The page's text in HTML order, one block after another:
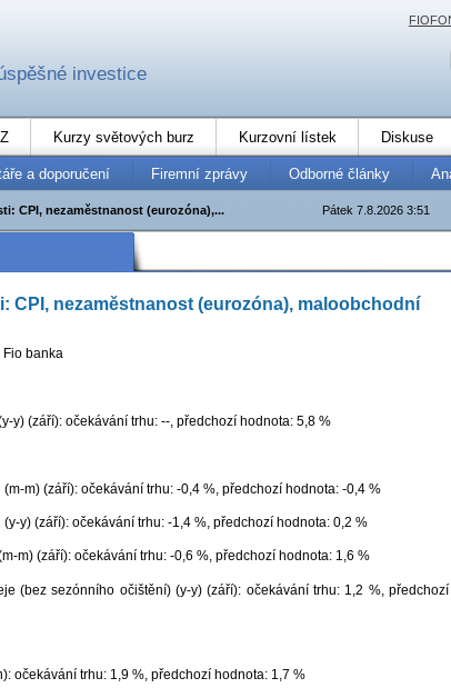
investice
Kurzy světových burz Kurzovní lístek Diskuse
a doporučení Firemní zprávy Odborné články
Pátek 7.8.2026 3:51
CPI, nezaměstnanost (eurozóna),...
CPI, nezaměstnanost (eurozóna), maloobchodní
Fio banka
y) (září): očekávání trhu: --, předchozí hodnota: 5,8 %
m) (září): očekávání trhu: -0,4 %, předchozí hodnota: -0,4 %
y) (září): očekávání trhu: -1,4 %, předchozí hodnota: 0,2 %
m) (září): očekávání trhu: -0,6 %, předchozí hodnota: 1,6 %
(bez sezónního očištění) (y-y) (září): očekávání trhu: 1,2 %, předchozí
očekávání trhu: 1,9 %, předchozí hodnota: 1,7 %